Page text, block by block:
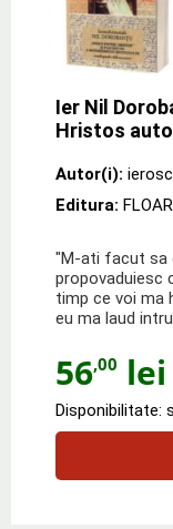
Ier Nil
Hristos
Autor(i):
Editura:
"M-ati facut sa
propovaduiesc
timp ce voi ma
eu ma laud
56,00 lei
Disponibilitate: